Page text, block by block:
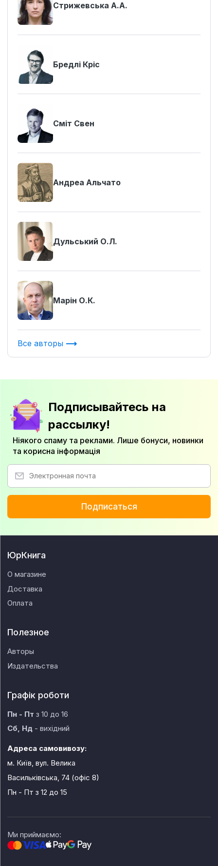
Стрижевська А.А.
Бредлі Кріс
Сміт Свен
Андреа Альчато
Дульський О.Л.
Марін О.К.
Все авторы
Подписывайтесь на
рассылку!
Ніякого спаму та реклами. Лише бонуси, новинки
та корисна інформація
Подписаться
ЮрКнига
О магазине
Доставка
Оплата
Полезное
Авторы
Издательства
Графік роботи
Пн - Пт з 10 до 16
Сб, Нд - вихідний
Адреса самовивозу:
м. Київ, вул. Велика
Васильківська, 74 (офіс 8)
Пн - Пт з 12 до 15
Ми приймаємо: